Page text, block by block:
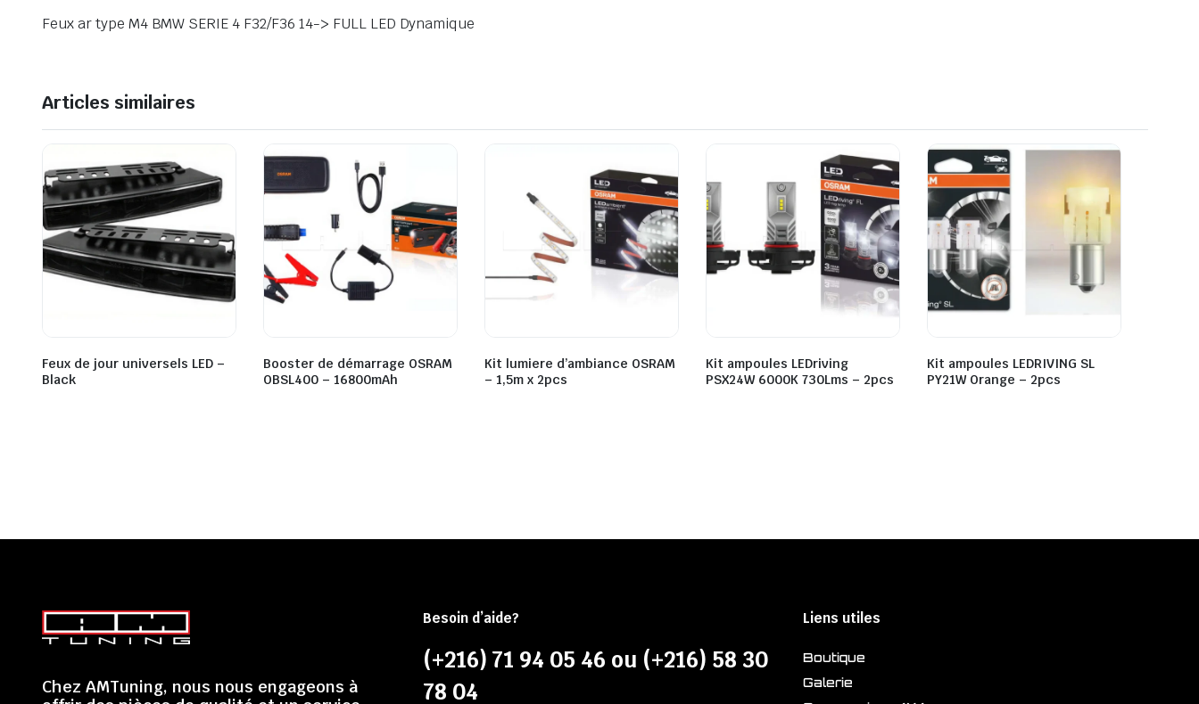
Feux ar type M4 BMW SERIE 4 F32/F36 14-> FULL LED Dynamique
Articles similaires
Feux de jour universels LED –
Black
Booster de démarrage OSRAM
OBSL400 – 16800mAh
Kit lumiere d’ambiance OSRAM
– 1,5m x 2pcs
Kit ampoules LEDriving
PSX24W 6000K 730Lms – 2pcs
Kit ampoules LEDRIVING SL
PY21W Orange – 2pcs
Chez AMTuning, nous nous engageons à
Besoin d’aide?
(+216) 71 94 05 46 ou (+216) 58 30
78 04
Liens utiles
Boutique
Galerie